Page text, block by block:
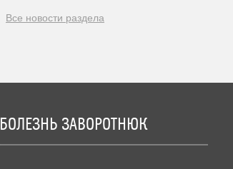
Все новости раздела
БОЛЕЗНЬ ЗАВОРОТНЮК